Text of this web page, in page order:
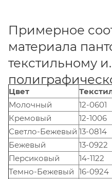
Примерное
материала
текстильному и
Цвет
Молочный
12-0601
Кремовый
12-1006
Светло-Бежевый 13-0814
Бежевый
13-0922
Персиковый
14-1122
Темно-Бежевый 16-0924